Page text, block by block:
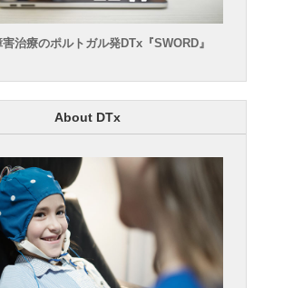
治療のポルトガル発DTx『SWORD』
About DTx